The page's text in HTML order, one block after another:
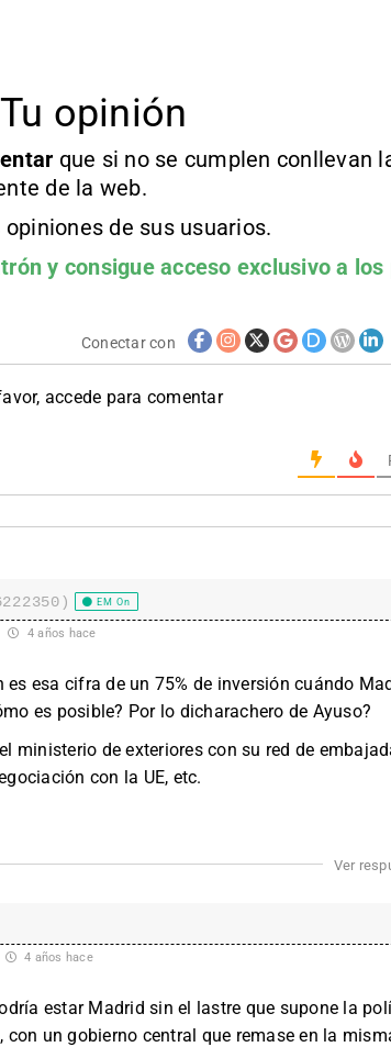
Tu opinión
que si no se cumplen conllevan
de la web.
de sus usuarios.
y consigue acceso exclusivo a los
Conectar con
accede para comentar
EM On
4 años hace
esa cifra de un 75% de inversión cuándo
es posible? Por lo dicharachero de Ayuso?
ministerio de exteriores con su red de
con la UE, etc.
Ver
4 años hace
estar Madrid sin el lastre que supone la
con un gobierno central que remase en la